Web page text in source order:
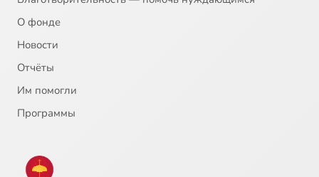
О фонде
Новости
Отчёты
Им помогли
Программы